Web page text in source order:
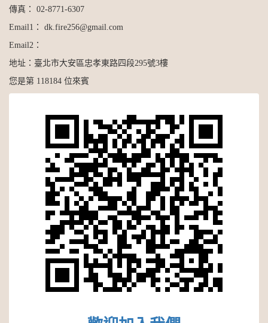
傳真： 02-8771-6307
Email1： dk.fire256@gmail.com
Email2：
地址： 臺北市大安區忠孝東路四段295號3樓
您是第 118184 位來賓